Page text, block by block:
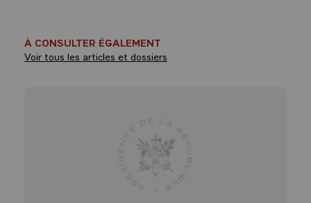
À CONSULTER ÉGALEMENT
Voir tous les articles et dossiers